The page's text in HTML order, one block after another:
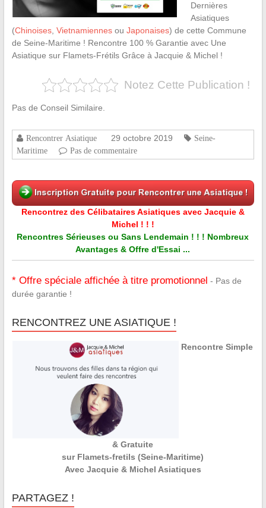
Dernières
Asiatiques
(Chinoises, Vietnamiennesou Japonaises) de cette Commune
de Seine-Maritime ! Rencontre 100 % Garantie avec Une
Asiatique sur Flamets-Frétils Grâce à Jacquie & Michel !
Notez Cette Publication !
Pas de Conseil Similaire.
Rencontrer Asiatique 29 octobre 2019
Seine-
Maritime
Pas de commentaire
Rencontrez des Célibataires Asiatiques avec Jacquie &
Michel ! ! !
Rencontres Sérieuses ou Sans Lendemain ! ! ! Nombreux
Avantages & Offre d'Essai ...
* Offre spéciale affichée à titre promotionnel - Pas de
durée garantie !
RENCONTREZ UNE ASIATIQUE !
Rencontre Simple
& Gratuite
sur Flamets-fretils (Seine-Maritime)
Avec Jacquie & Michel Asiatiques
PARTAGEZ !